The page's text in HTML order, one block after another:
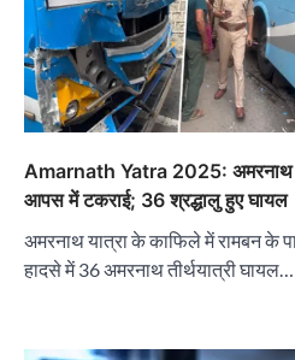
Amarnath Yatra 2025: अमरनाथ
आपस में टकराई; 36 श्रद्धालु हुए घायल
अमरनाथ यात्रा के काफिले में रामबन के
हादसे में 36 अमरनाथ तीर्थयात्री घायल…